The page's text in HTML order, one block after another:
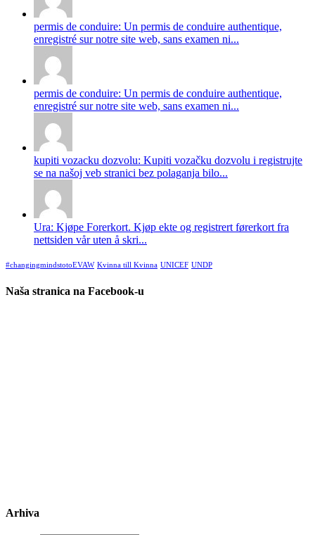
permis de conduire: Un permis de conduire authentique,
enregistré sur notre site web, sans examen ni...
permis de conduire: Un permis de conduire authentique,
enregistré sur notre site web, sans examen ni...
kupiti vozacku dozvolu: Kupiti vozačku dozvolu i registrujte
se na našoj veb stranici bez polaganja bilo...
Ura: Kjøpe Forerkort. Kjøp ekte og registrert førerkort fra
nettsiden vår uten å skri...
#changingmindstotoEVAW Kvinna till Kvinna UNICEF UNDP
Naša stranica na Facebook-u
Arhiva